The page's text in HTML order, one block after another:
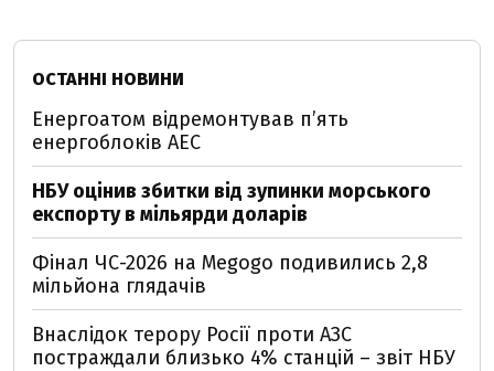
ОСТАННІ НОВИНИ
Енергоатом відремонтував п’ять
енергоблоків АЕС
НБУ оцінив збитки від зупинки морського
експорту в мільярди доларів
Фінал ЧС-2026 на Megogo подивились 2,8
мільйона глядачів
Внаслідок терору Росії проти АЗС
постраждали близько 4% станцій – звіт НБУ